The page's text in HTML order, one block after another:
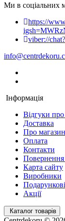
Ми в соціальних
https://
viber://
Інформація
Відгуки
Доставка
Про магазин
Оплата
Контакти
Повернення
Карта сайту
Виробники
Акції
Каталог товарів